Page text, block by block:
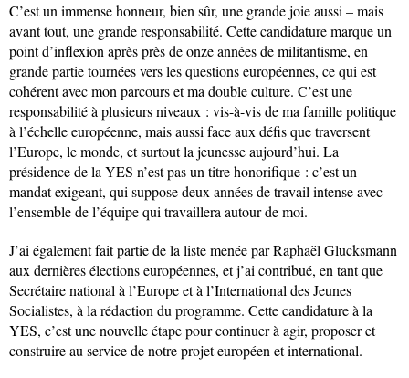
C’est un immense honneur, bien sûr, une grande joie aussi – mais
avant tout, une grande responsabilité. Cette candidature marque un
point d’inflexion après près de onze années de militantisme, en
grande partie tournées vers les questions européennes, ce qui est
cohérent avec mon parcours et ma double culture. C’est une
responsabilité à plusieurs niveaux : vis-à-vis de ma famille politique
à l’échelle européenne, mais aussi face aux défis que traversent
l’Europe, le monde, et surtout la jeunesse aujourd’hui. La
présidence de la YES n’est pas un titre honorifique : c’est un
mandat exigeant, qui suppose deux années de travail intense avec
l’ensemble de l’équipe qui travaillera autour de moi.
J’ai également fait partie de la liste menée par Raphaël Glucksmann
aux dernières élections européennes, et j’ai contribué, en tant que
Secrétaire national à l’Europe et à l’International des Jeunes
Socialistes, à la rédaction du programme. Cette candidature à la
YES, c’est une nouvelle étape pour continuer à agir, proposer et
construire au service de notre projet européen et international.